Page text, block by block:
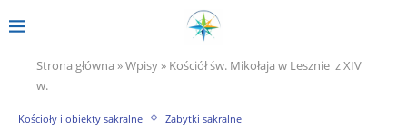
Strona główna »Wpisy» Kościół św. Mikołaja w Lesznie z XIV
w.
Kościoły i obiekty sakralne Zabytki sakralne